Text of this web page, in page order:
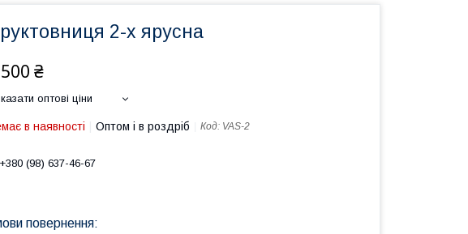
2-х ярусна
₴
оптові ціни
в наявності Оптом і в роздріб Код: VAS-2
+380 (98) 637-46-67